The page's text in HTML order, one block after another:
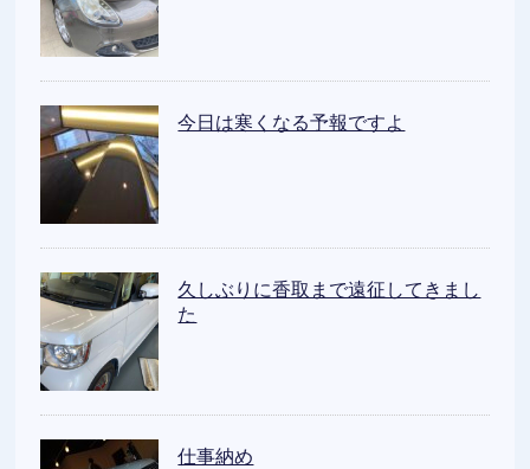
今日は寒くなる予報ですよ
久しぶりに香取まで遠征してきまし
た
仕事納め